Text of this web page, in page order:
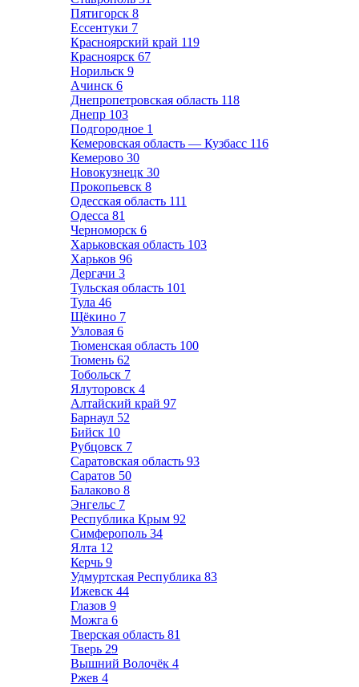
Пятигорск 8
Ессентуки 7
Красноярский край 119
Красноярск 67
Норильск 9
Ачинск 6
Днепропетровская область 118
Днепр 103
Подгородное 1
Кемеровская область — Кузбасс 116
Кемерово 30
Новокузнецк 30
Прокопьевск 8
Одесская область 111
Одесса 81
Черноморск 6
Харьковская область 103
Харьков 96
Дергачи 3
Тульская область 101
Тула 46
Щёкино 7
Узловая 6
Тюменская область 100
Тюмень 62
Тобольск 7
Ялуторовск 4
Алтайский край 97
Барнаул 52
Бийск 10
Рубцовск 7
Саратовская область 93
Саратов 50
Балаково 8
Энгельс 7
Республика Крым 92
Симферополь 34
Ялта 12
Керчь 9
Удмуртская Республика 83
Ижевск 44
Глазов 9
Можга 6
Тверская область 81
Тверь 29
Вышний Волочёк 4
Ржев 4